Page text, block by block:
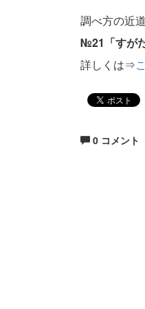
調べ方の近
№21「すが
詳しくは⇒
0 コメント